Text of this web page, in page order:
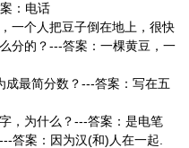
：电话
一个人把豆子倒在地上，很快
分的？---答案：一棵黄豆，一
最简分数？---答案：写在五
，为什么？---答案：是电笔
答案：因为汉(和)人在一起.